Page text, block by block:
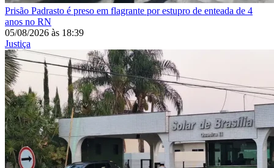
Prisão Padrasto é preso em flagrante por estupro de enteada de 4
anos no RN
05/08/2026 às 18:39
Justiça